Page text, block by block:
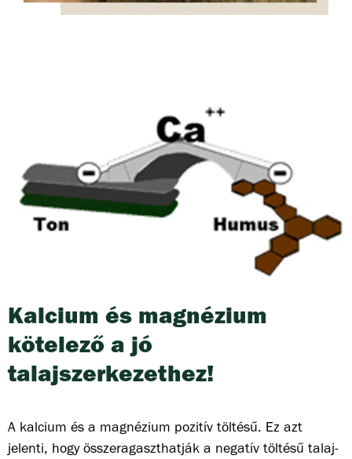
Kalcium és magnézium
kötelező a jó
talajszerkezethez!
A kalcium és a magnézium pozitív töltésű. Ez azt
jelenti, hogy összeragaszthatják a negatív töltésű talaj-